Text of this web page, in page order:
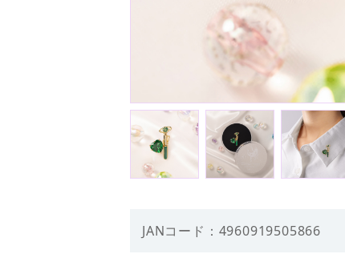
JANコード：4960919505866